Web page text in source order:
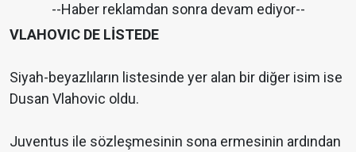
--Haber reklamdan sonra devam ediyor--
VLAHOVIC DE LİSTEDE
Siyah-beyazlıların listesinde yer alan bir diğer isim ise
Dusan Vlahovic oldu.
Juventus ile sözleşmesinin sona ermesinin ardından